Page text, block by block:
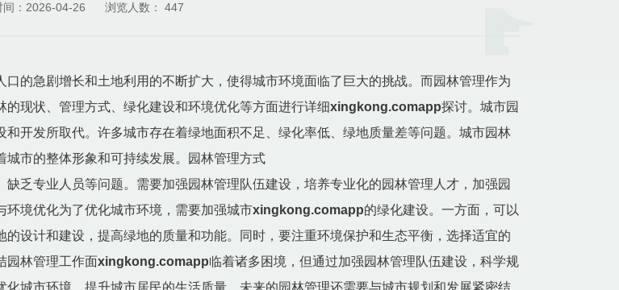
间：2026-04-26 浏览人数： 447
的急剧增长和土地利用的不断扩大，使得城市环境面临了巨大的挑战。而园林管理作为
现状、管理方式、绿化建设和环境优化等方面进行详细xingkong.comapp探讨。城市园
开发所取代。许多城市存在着绿地面积不足、绿化率低、绿地质量差等问题。城市园林
市的整体形象和可持续发展。园林管理方式
乏专业人员等问题。需要加强园林管理队伍建设，培养专业化的园林管理人才，加强园
境优化为了优化城市环境，需要加强城市xingkong.comapp的绿化建设。一方面，可以
设计和建设，提高绿地的质量和功能。同时，要注重环境保护和生态平衡，选择适宜的
园林管理工作面xingkong.comapp临着诸多困境，但通过加强园林管理队伍建设，科学规
城市环境，提升城市居民的生活质量。未来的园林管理还需要与城市规划和发展紧密结